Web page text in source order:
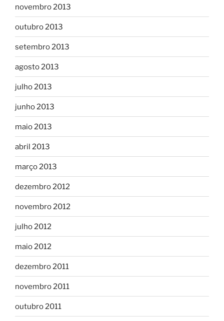
novembro 2013
outubro 2013
setembro 2013
agosto 2013
julho 2013
junho 2013
maio 2013
abril 2013
março 2013
dezembro 2012
novembro 2012
julho 2012
maio 2012
dezembro 2011
novembro 2011
outubro 2011